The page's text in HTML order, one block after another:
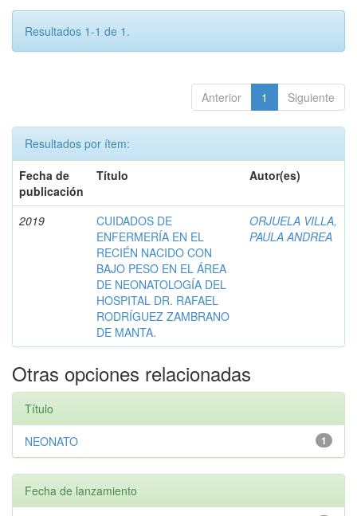
Resultados 1-1 de 1.
Anterior 1 Siguiente
Resultados por ítem:
Fecha de
publicación
Título Autor(es)
2019
CUIDADOS DE
ENFERMERÍA EN EL
RECIÉN NACIDO CON
BAJO PESO EN EL ÁREA
DE NEONATOLOGÍA DEL
HOSPITAL DR. RAFAEL
RODRÍGUEZ ZAMBRANO
DE MANTA.
ORJUELA VILLA,
PAULA ANDREA
Otras opciones relacionadas
Título
1
NEONATO
Fecha de lanzamiento